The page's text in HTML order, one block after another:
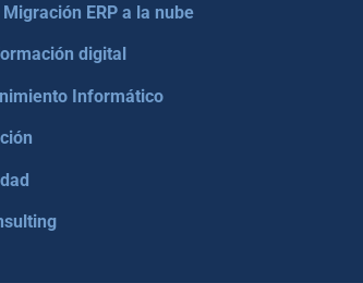
ERP a la nube
digital
Informático